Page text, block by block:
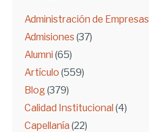
Administración de Empresas
Admisiones (37)
Alumni (65)
Artículo (559)
Blog(379)
Calidad Institucional (4)
Capellanía (22)